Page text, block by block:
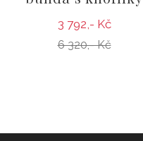
3 792,- Kč
6 320,- Kč